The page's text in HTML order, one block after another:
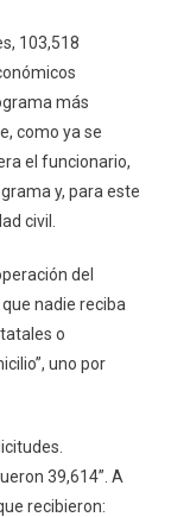
103,518
más
como ya se
el funcionario,
y, para este
civil.
del
nadie reciba
o
uno por
39,614”. A
recibieron: